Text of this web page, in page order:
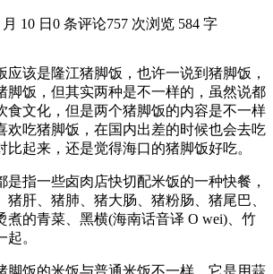
10 日 0 条评论757 次浏览 584 字
应该是隆江猪脚饭，也许一说到猪脚饭，
脚饭，但其实两种是不一样的，虽然说都
食文化，但是两个猪脚饭的内容是不一样
欢吃猪脚饭，在国内出差的时候也会去吃
比起来，还是觉得海口的猪脚饭好吃。
是指一些卤肉店快切配米饭的一种快餐，
猪肝、猪肺、猪大肠、猪粉肠、猪尾巴、
煮的青菜、黑横(海南话音译 O wei)、竹
。
脚饭的米饭与普通米饭不一样，它是用蒜